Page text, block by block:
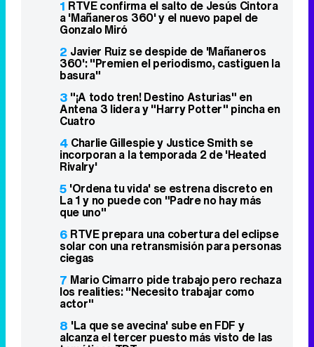
1 RTVE confirma el salto de Jesús Cintora
a 'Mañaneros 360' y el nuevo papel de
Gonzalo Miró
2 Javier Ruiz se despide de 'Mañaneros
360': "Premien el periodismo, castiguen la
basura"
3 "¡A todo tren! Destino Asturias" en
Antena 3 lidera y "Harry Potter" pincha en
Cuatro
4 Charlie Gillespie y Justice Smith se
incorporan a la temporada 2 de 'Heated
Rivalry'
5 'Ordena tu vida' se estrena discreto en
La 1 y no puede con "Padre no hay más
que uno"
6 RTVE prepara una cobertura del eclipse
solar con una retransmisión para personas
ciegas
7 Mario Cimarro pide trabajo pero rechaza
los realities: "Necesito trabajar como
actor"
8 'La que se avecina' sube en FDF y
alcanza el tercer puesto más visto de las